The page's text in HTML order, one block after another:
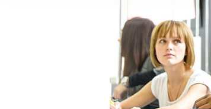
Ihre
der von
aufgrund